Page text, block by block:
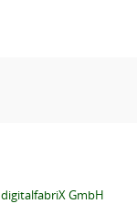
digitalfabriX GmbH